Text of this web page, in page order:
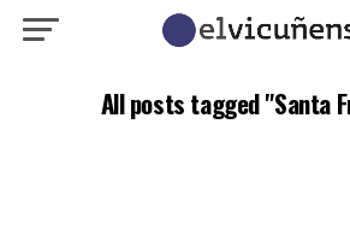
All posts tagged "Santa